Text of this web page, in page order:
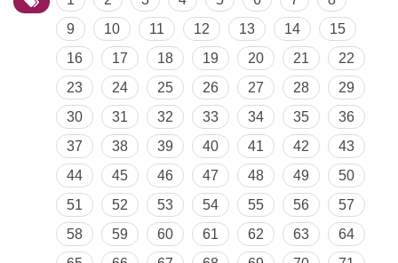
9
10 11 12 13 14
15
16
17 18 19 20 21
22
23
24 25 26 27 28
29
30
31 32 33 34 35
36
37
38 39 40 41 42
43
44
45 46 47 48 49
50
51
52 53 54 55 56
57
58
59 60 61 62 63
64